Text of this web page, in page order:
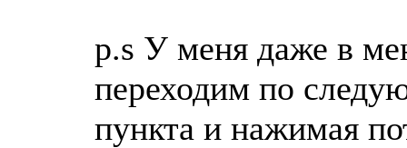
p.s У меня даже в
переходим по
пункта и нажимая